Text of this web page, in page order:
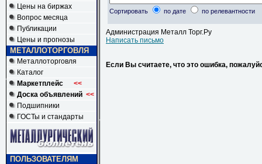
Цены на биржах
Вопрос месяца
Публикации
Цены и прогнозы
МЕТАЛЛОТОРГОВЛЯ
Металлоторговля
Каталог
Маркетплейс
<<
Доска объявлений <<
Подшипники
ГОСТы и стандарты
ПОЛЬЗОВАТЕЛЯМ
Сортировать по дате по релевантности
Администрация Металл Торг.Ру
Написать письмо
Если Вы считаете, что это ошибка,